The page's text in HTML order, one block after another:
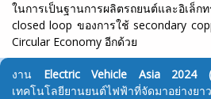
ในการเป็นฐานการผลิตรถยนต์และอิเ
closed loop ของการใช้ secondary
Circular Economy อีกด้วย
งาน Electric Vehicle Asia 2024
เทคโนโลยียานยนต์ไฟฟ้าที่จัดมาอย่าง